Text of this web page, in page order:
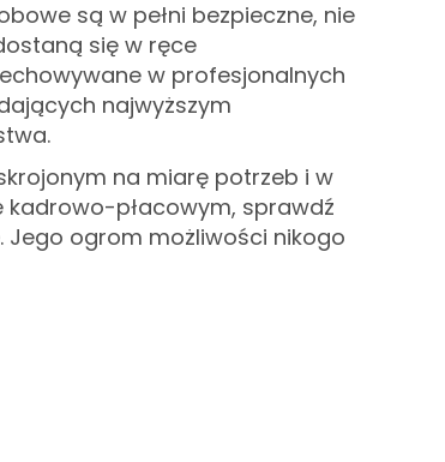
są w pełni bezpieczne, nie
się w ręce
w profesjonalnych
najwyższym
na miarę potrzeb i w
kadrowo-płacowym, sprawdź
Jego ogrom możliwości nikogo